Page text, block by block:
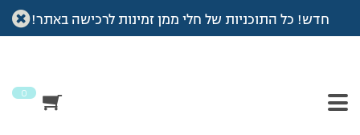
חדש! כל התוכניות של חלי ממן זמינות לרכישה באתר!
0
עמוד הבית >דיונים>פורום >יולי 24 מתוקתי
מוצגות 2 תגובות – 1 עד 2 (מתוך 2 סה״כ)